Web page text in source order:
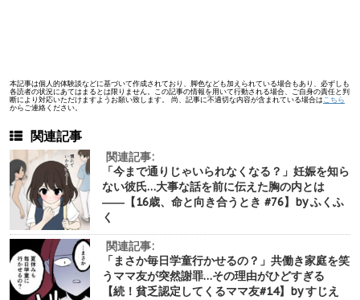
本記事は個人的体験談などに基づいて作成されており、脚色なども加えられている場合もあり、必ずしも
各読者の状況にあてはまるとは限りません。この記事の情報を用いて行動される場合、ご自身の責任と判
断により対応いただけますようお願い致します。 尚、記事に不適切な内容が含まれている場合は こちら
からご連絡ください。
関連記事
関連記事:
「今まで通りじゃいられなくなる？」妊娠を知ら
ない彼氏…大事な話を前に伝えた胸の内とは
――【16歳、命と向き合うとき #76】by ふくふ
く
関連記事:
「まさか毎日学童行かせるの？」共働き家庭を笑
うママ友が突然謝罪…その理由がひどすぎる
【続！貧乏認定してくるママ友#14】by すじえ